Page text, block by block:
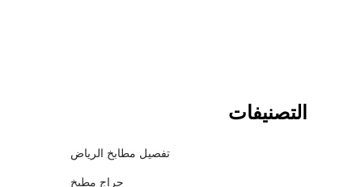
التصنيفات
تفصيل مطابخ الرياض
حراج مطبخ